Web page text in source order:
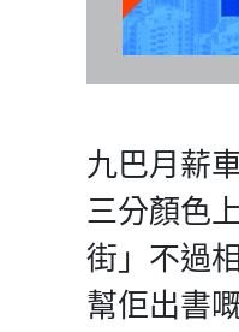
九巴月薪
三分顏色
街」不過
幫佢出書